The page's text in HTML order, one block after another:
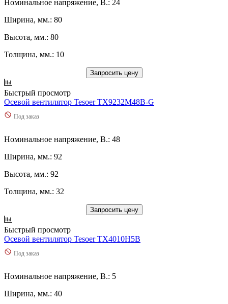
Номинальное напряжение, В.: 24
Ширина, мм.: 80
Высота, мм.: 80
Толщина, мм.: 10
Запросить цену
Быстрый просмотр
Осевой вентилятор Tesoer TX9232M48B-G
Под заказ
Номинальное напряжение, В.: 48
Ширина, мм.: 92
Высота, мм.: 92
Толщина, мм.: 32
Запросить цену
Быстрый просмотр
Осевой вентилятор Tesoer TX4010H5B
Под заказ
Номинальное напряжение, В.: 5
Ширина, мм.: 40